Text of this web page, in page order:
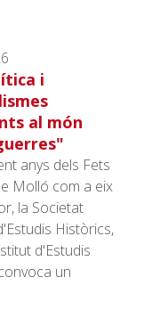
i
al món
anys dels Fets
Molló com a eix
la Societat
Històrics,
d'Estudis
un